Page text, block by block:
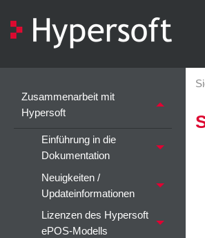
Zusammenarbeit mit
Hypersoft
Einführung in die
Dokumentation
Neuigkeiten /
Updateinformationen
Lizenzen des Hypersoft
ePOS-Modells